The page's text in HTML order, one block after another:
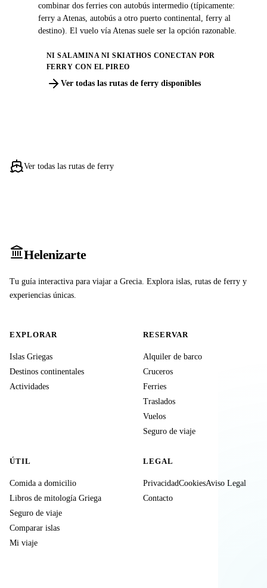
combinar dos ferries con autobús intermedio (típicamente:
ferry a Atenas, autobús a otro puerto continental, ferry al
destino). El vuelo vía Atenas suele ser la opción razonable.
NI SALAMINA NI SKIATHOS CONECTAN POR
FERRY CON EL PIREO
Ver todas las rutas de ferry disponibles
Ver todas las rutas de ferry
Helenizarte
Tu guía interactiva para viajar a Grecia. Explora islas, rutas de ferry y
experiencias únicas.
EXPLORAR
Islas Griegas
Destinos continentales
Actividades
RESERVAR
Alquiler de barco
Cruceros
Ferries
Traslados
Vuelos
Seguro de viaje
ÚTIL
Comida a domicilio
Libros de mitología Griega
Seguro de viaje
Comparar islas
Mi viaje
LEGAL
PrivacidadCookiesAviso Legal
Contacto